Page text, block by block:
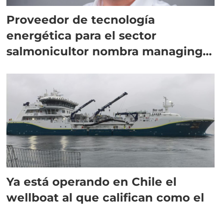
Proveedor de tecnología
energética para el sector
salmonicultor nombra managing
Ya está operando en Chile el
wellboat al que califican como el